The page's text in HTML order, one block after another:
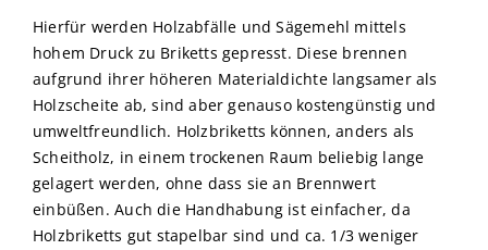
Hierfür werden Holzabfälle und Sägemehl mittels
hohem Druck zu Briketts gepresst. Diese brennen
aufgrund ihrer höheren Materialdichte langsamer als
Holzscheite ab, sind aber genauso kostengünstig und
umweltfreundlich. Holzbriketts können, anders als
Scheitholz, in einem trockenen Raum beliebig lange
gelagert werden, ohne dass sie an Brennwert
einbüßen. Auch die Handhabung ist einfacher, da
Holzbriketts gut stapelbar sind und ca. 1/3 weniger